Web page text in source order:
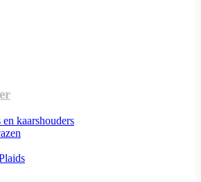
kaarshouders